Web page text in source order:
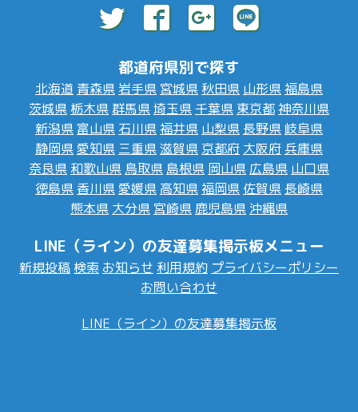
都道府県別で探す
北海道 青森県 岩手県 宮城県 秋田県 山形県福島県
茨城県 栃木県群馬県埼玉県 千葉県 東京都神奈川県
新潟県 富山県 石川県福井県 山梨県 長野県 岐阜県
静岡県愛知県 三重県滋賀県 京都府 大阪府 兵庫県
奈良県 和歌山県 鳥取県 島根県 岡山県 広島県 山口県
徳島県 香川県愛媛県 高知県福岡県 佐賀県 長崎県
熊本県 大分県 宮崎県 鹿児島県 沖縄県
LINE（ライン）の友達募集掲示板メニュー
新規投稿 検索 お知らせ 利用規約 プライバシーポリシー
お問い合わせ
LINE（ライン）の友達募集掲示板